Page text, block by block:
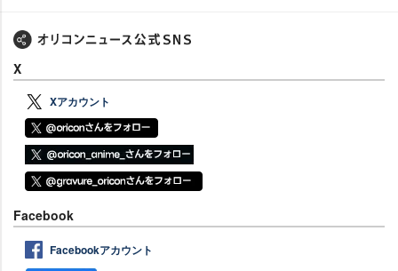
X
Xアカウント
Facebook
Facebookアカウント